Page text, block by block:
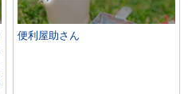
便利屋助さん